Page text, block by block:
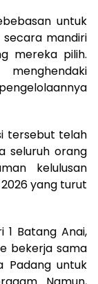
untuk
mandiri
mereka pilih.
tersebut telah
seluruh orang
kelulusan
yang turut
1 Batang Anai,
bekerja sama
Padang untuk